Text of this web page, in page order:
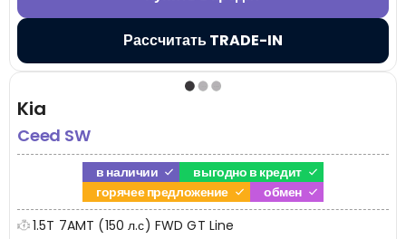
Рассчитать TRADE-IN
Kia
Ceed SW
в наличии
выгодно в кредит
горячее предложение
обмен
1.5T 7AMT (150 л.с) FWD GT Line